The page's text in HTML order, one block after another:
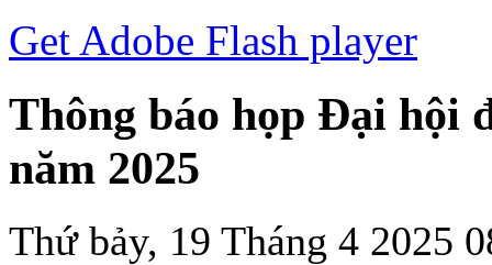
Get Adobe Flash player
Thông báo họp Đại hội
năm 2025
Thứ bảy, 19 Tháng 4 2025